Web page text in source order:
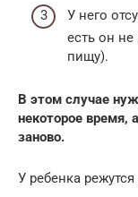
У него
есть он
пищу).
В этом случае
некоторое время,
заново.
У ребенка